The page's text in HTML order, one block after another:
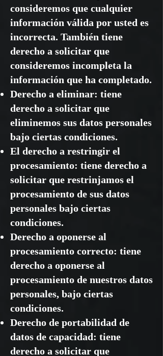
consideremos que cualquier
información válida por usted es
incorrecta. También tiene
derecho a solicitar que
consideremos incompleta la
información que ha completado.
Derecho a eliminar: tiene
derecho a solicitar que
eliminemos sus datos personales
bajo ciertas condiciones.
El derecho a restringir el
procesamiento: tiene derecho a
solicitar que restrinjamos el
procesamiento de sus datos
personales bajo ciertas
condiciones.
Derecho a oponerse al
procesamiento correcto: tiene
derecho a oponerse al
procesamiento de nuestros datos
personales, bajo ciertas
condiciones.
Derecho de portabilidad de
datos de capacidad: tiene
derecho a solicitar que